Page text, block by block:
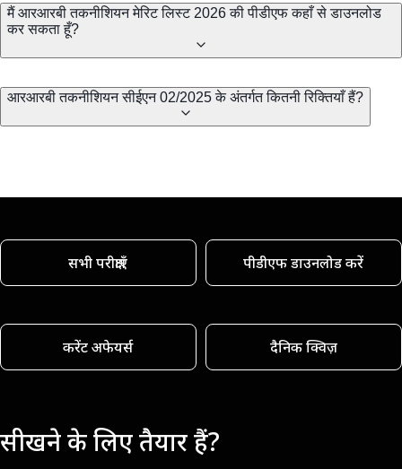
मैं आरआरबी तकनीशियन मेरिट लिस्ट 2026 की पीडीएफ कहाँ से डाउनलोड
कर सकता हूँ?
आरआरबी तकनीशियन सीईएन 02/2025 के अंतर्गत कितनी रिक्तियाँ हैं?
सभी परीक्षाएँ पीडीएफ डाउनलोड करें
करेंट अफेयर्स दैनिक क्विज़
सीखने के लिए तैयार हैं?